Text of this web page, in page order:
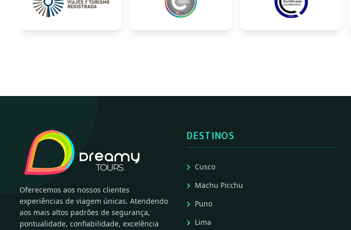
Oferecemos aos nossos clientes
experiências de viagem únicas. Atendendo
aos mais altos padrões de segurança,
pontualidade, confiabilidade, excelência
DESTINOS
Cusco
Machu Picchu
Puno
Lima